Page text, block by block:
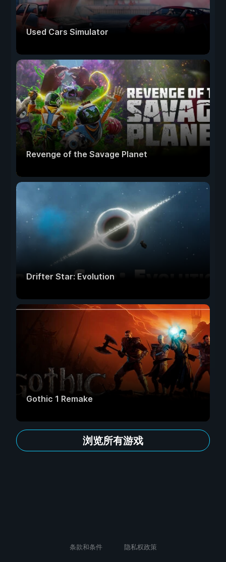
Used Cars Simulator
Revenge of the Savage Planet
Drifter Star: Evolution
Gothic 1 Remake
浏览所有游戏
条款和条件 隐私权政策